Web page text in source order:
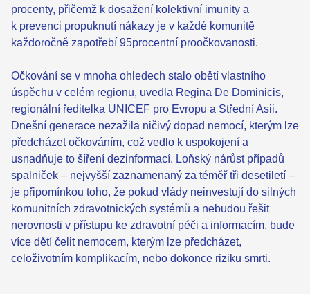
procenty, přičemž k dosažení kolektivní imunity a
k prevenci propuknutí nákazy je v každé komunitě
každoročně zapotřebí 95procentní proočkovanosti.
Očkování se v mnoha ohledech stalo obětí vlastního
úspěchu v celém regionu, uvedla Regina De Dominicis,
regionální ředitelka UNICEF pro Evropu a Střední Asii.
Dnešní generace nezažila ničivý dopad nemocí, kterým lze
předcházet očkováním, což vedlo k uspokojení a
usnadňuje to šíření dezinformací. Loňský nárůst případů
spalniček – nejvyšší zaznamenaný za téměř tři desetiletí –
je připomínkou toho, že pokud vlády neinvestují do silných
komunitních zdravotnických systémů a nebudou řešit
nerovnosti v přístupu ke zdravotní péči a informacím, bude
více dětí čelit nemocem, kterým lze předcházet,
celoživotním komplikacím, nebo dokonce riziku smrti.